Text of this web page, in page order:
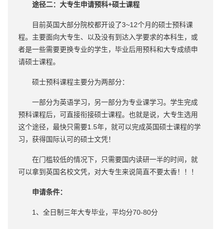
途径二：大专生申请预科+硕士课程
目前英国大部分院校都开设了3~12个月的硕士预科课
程。主要面向大专生、以及没有到达入学要求的本科生，或
者是一些需要更换专业的学生，毕业后用预科和大专成绩申
请硕士课程。
硕士预科课程主要分为两部分：
一部分为英语学习，另一部分为专业课学习。学生完成
预科课程后，可直接衔接硕士课程。也就是说，大专生选用
这个途径，最快只需要1.5年，就可以完成英国硕士课程的学
习，获得国际认可的硕士文凭！
在门槛较低的情况下，只需要国内读研一半的时间，就
可以拿到英国名校文凭，对大专生来说简直不要太香！！！
申请条件：
1、全日制三年大专毕业，平均分70-80分